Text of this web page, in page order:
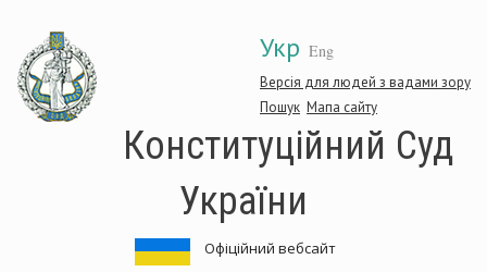
основного
матеріалу
Укр Eng
Версія для людей з вадами зору
Пошук Мапа сайту
Конституційний Суд
України
Офіційний вебсайт